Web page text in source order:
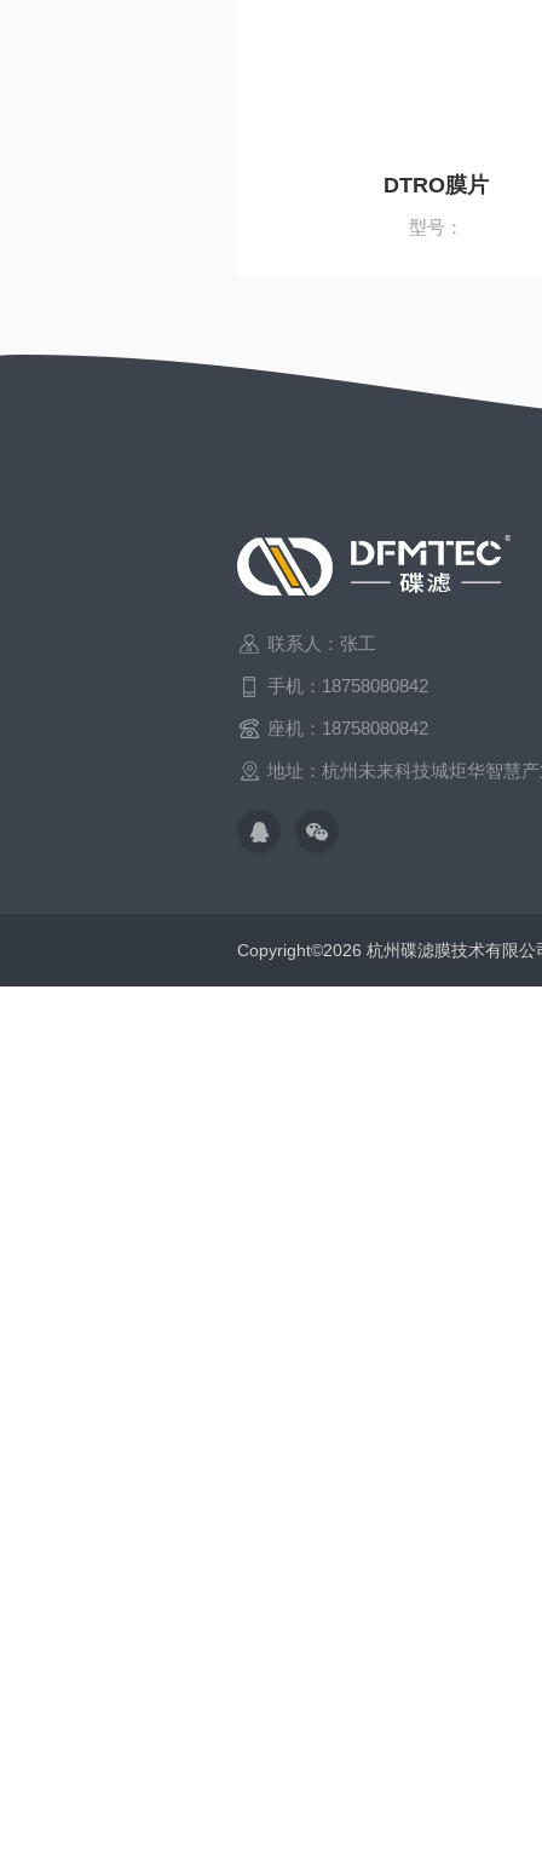
DTRO膜片
型号：
联系人：张工
手机：18758080842
座机：18758080842
地址：杭州未来科技城炬华智慧
Copyright©2026 杭州碟滤膜技术有限